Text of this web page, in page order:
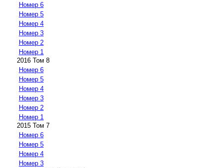
Номер 6
Номер 5
Номер 4
Номер 3
Номер 2
Номер 1
2016 Том 8
Номер 6
Номер 5
Номер 4
Номер 3
Номер 2
Номер 1
2015 Том 7
Номер 6
Номер 5
Номер 4
Номер 3